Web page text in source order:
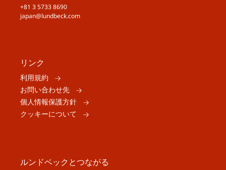
+81 3 5733 8690
japan@lundbeck.com
リンク
利用規約
お問い合わせ先
個人情報保護方針
クッキーについて
ルンドベックとつながる